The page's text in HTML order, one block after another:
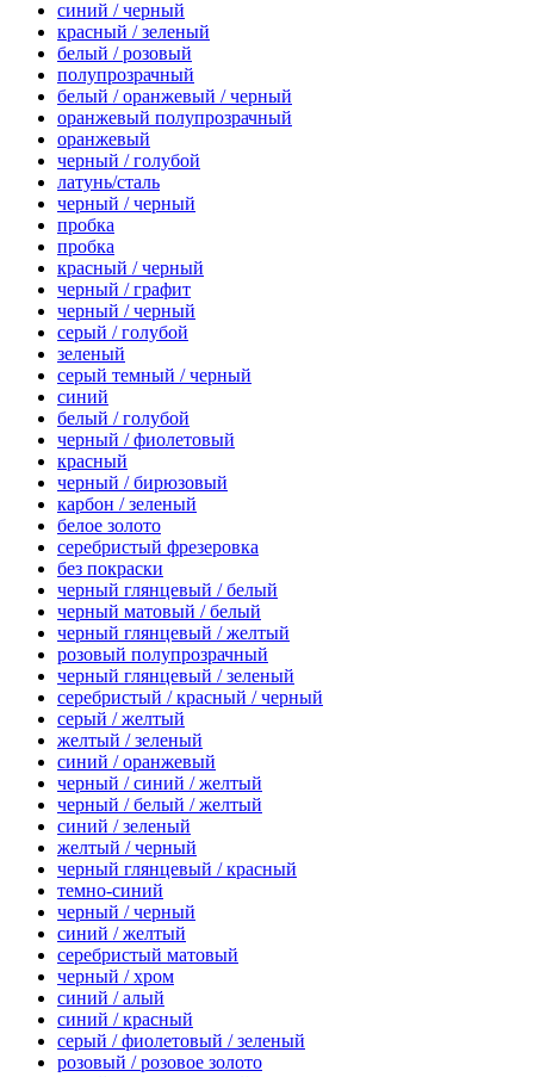
синий / черный
красный / зеленый
белый / розовый
полупрозрачный
белый / оранжевый / черный
оранжевый полупрозрачный
оранжевый
черный / голубой
латунь/сталь
черный / черный
пробка
пробка
красный / черный
черный / графит
черный / черный
серый / голубой
зеленый
серый темный / черный
синий
белый / голубой
черный / фиолетовый
красный
черный / бирюзовый
карбон / зеленый
белое золото
серебристый фрезеровка
без покраски
черный глянцевый / белый
черный матовый / белый
черный глянцевый / желтый
розовый полупрозрачный
черный глянцевый / зеленый
серебристый / красный / черный
серый / желтый
желтый / зеленый
синий / оранжевый
черный / синий / желтый
черный / белый / желтый
синий / зеленый
желтый / черный
черный глянцевый / красный
темно-синий
черный / черный
синий / желтый
серебристый матовый
черный / хром
синий / алый
синий / красный
серый / фиолетовый / зеленый
розовый / розовое золото